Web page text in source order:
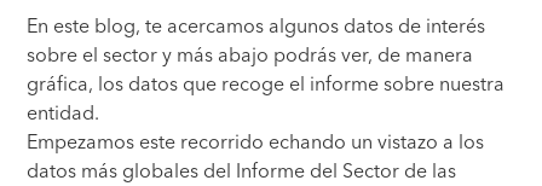
En este blog, te acercamos algunos datos de interés
sobre el sector y más abajo podrás ver, de manera
gráfica, los datos que recoge el informe sobre nuestra
entidad.
Empezamos este recorrido echando un vistazo a los
datos más globales del Informe del Sector de las